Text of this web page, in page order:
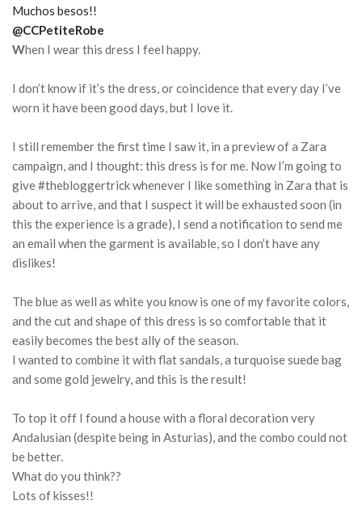
Muchos besos!!
@CCPetiteRobe
When I wear this dress I feel happy.
I don’t know if it’s the dress, or coincidence that every day I’ve
worn it have been good days, but I love it.
I still remember the first time I saw it, in a preview of a Zara
campaign, and I thought: this dress is for me. Now I’m going to
give #thebloggertrick whenever I like something in Zara that is
about to arrive, and that I suspect it will be exhausted soon (in
this the experience is a grade), I send a notification to send me
an email when the garment is available, so I don’t have any
dislikes!
The blue as well as white you know is one of my favorite colors,
and the cut and shape of this dress is so comfortable that it
easily becomes the best ally of the season.
I wanted to combine it with flat sandals, a turquoise suede bag
and some gold jewelry, and this is the result!
To top it off I found a house with a floral decoration very
Andalusian (despite being in Asturias), and the combo could not
be better.
What do you think??
Lots of kisses!!